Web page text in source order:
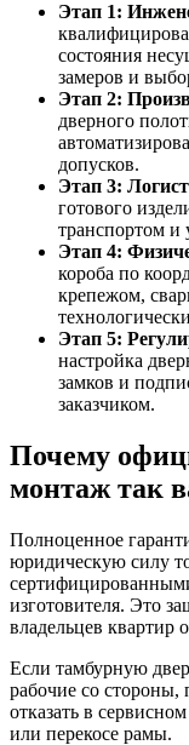
Этап 1:
состояния
замеров и
Этап 2:
дверного
допусков.
Этап 3:
готового
транспортом и
Этап 4:
короба по
крепежом,
Этап 5:
настройка
замков и
заказчиком.
Почему
монтаж так
Полноценное
юридическую силу
изготовителя. Это
владельцев квартир
Если тамбурную
рабочие со стороны,
отказать в
или перекосе рамы.